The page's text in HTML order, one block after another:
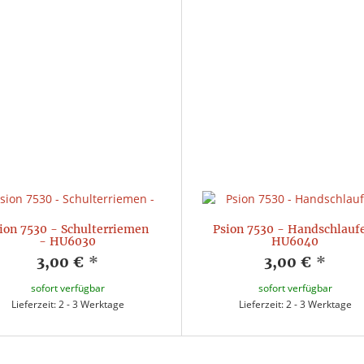
7530 - Schulterriemen
- HU6030
3,00 € *
sofort verfügbar
Lieferzeit: 2 - 3 Werktage
Psion 7530 -
HU6040
3,00 € *
sofort verfügbar
Lieferzeit: 2 - 3 Werktage